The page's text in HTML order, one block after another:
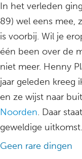
In het verleden
89) wel eens mee,
is voorbij. Wil je
één been over de
niet meer. Henny
jaar geleden kreeg
en ze wijst naar
Noorden. Daar
geweldige
Geen rare dingen